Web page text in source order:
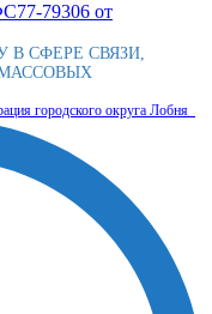
79306 от
СФЕРЕ СВЯЗИ,
городского округа Лобня